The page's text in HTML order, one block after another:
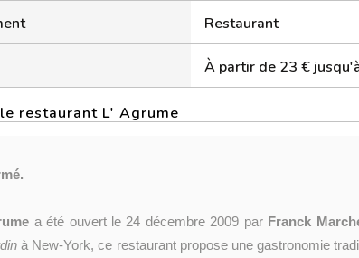
Restaurant
À partir de 23 €
restaurant L' Agrume
a été ouvert le 24 décembre 2009 par Franck
à New-York, ce restaurant propose une gastronomie